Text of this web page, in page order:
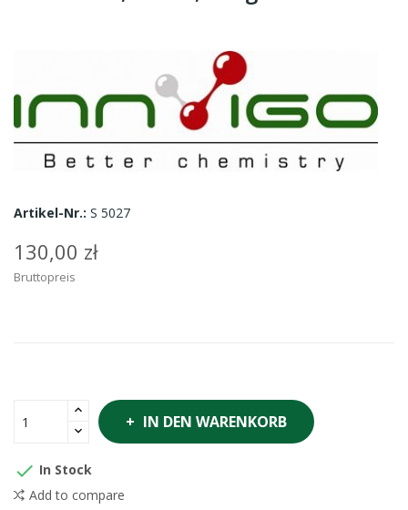
Artikel-Nr.: S 5027
130,00 zł
Bruttopreis
IN DEN WARENKORB
 In Stock
Add to compare